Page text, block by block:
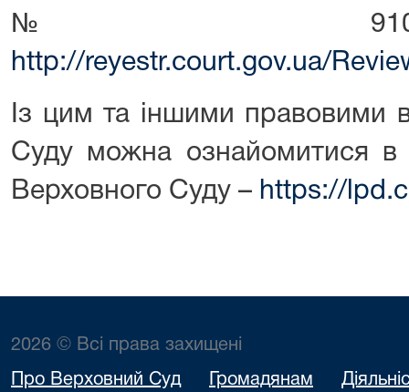
№ 910/
http://reyestr.court.gov.ua/
Із цим та іншими правовими
Суду можна ознайомитися в
Верховного Суду – https://
2026 © Всі права захищені
Про Верховний Суд Громадянам